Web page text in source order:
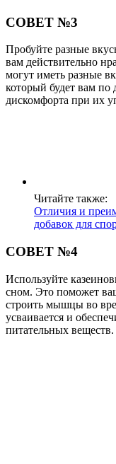
СОВЕТ №3
Пробуйте разные
вам действительно
могут иметь разные
который будет вам
дискомфорта при их
Читайте также:
Отличия и
добавок для
СОВЕТ №4
Используйте
сном. Это поможет
строить мышцы во
усваивается и
питательных веществ.